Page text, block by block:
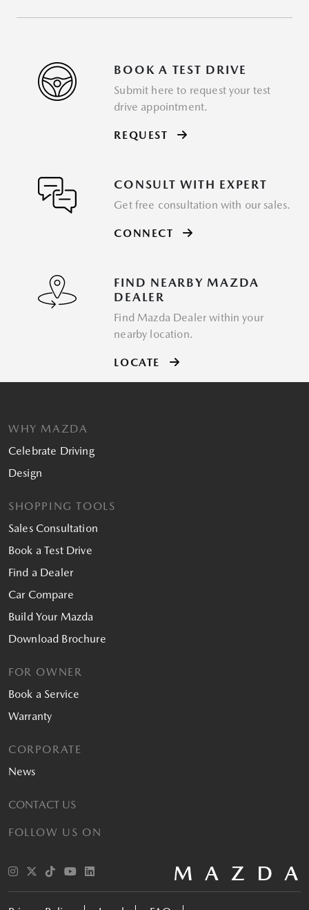
BOOK A TEST DRIVE
Submit here to request your test
drive appointment.
REQUEST
CONSULT WITH EXPERT
Get free consultation with our sales.
CONNECT
FIND NEARBY MAZDA
DEALER
Find Mazda Dealer within your
nearby location.
LOCATE
WHY MAZDA
Celebrate Driving
Design
SHOPPING TOOLS
Sales Consultation
Book a Test Drive
Find a Dealer
Car Compare
Build Your Mazda
Download Brochure
FOR OWNER
Book a Service
Warranty
CORPORATE
News
CONTACT US
FOLLOW US ON